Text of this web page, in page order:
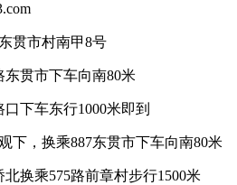
贯市村南甲8号
东贯市下车向南80米
下车东行1000米即到
下，换乘887东贯市下车向南80米
换乘575路前章村步行1500米